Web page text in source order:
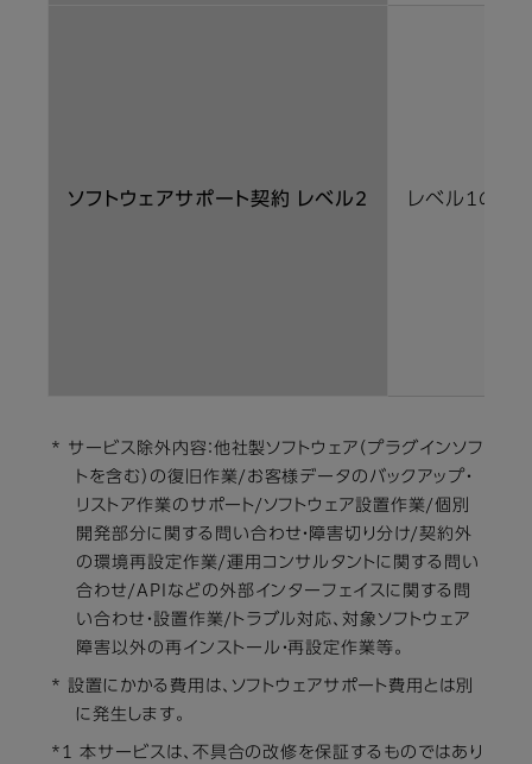
ソフトウェアサポート契約 レベル2 レベル1の内
* サービス除外内容：他社製ソフトウェア（プラグインソフ
トを含む）の復旧作業/お客様データのバックアップ・
リストア作業のサポート/ソフトウェア設置作業/個別
開発部分に関する問い合わせ・障害切り分け/契約外
の環境再設定作業/運用コンサルタントに関する問い
合わせ/APIなどの外部インターフェイスに関する問
い合わせ・設置作業/トラブル対応、対象ソフトウェア
障害以外の再インストール・再設定作業等。
* 設置にかかる費用は、ソフトウェアサポート費用とは別
に発生します。
*1 本サービスは、不具合の改修を保証するものではあり